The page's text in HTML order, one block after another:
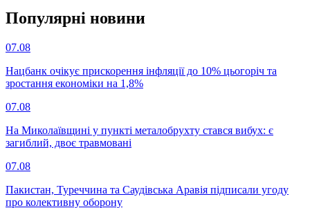
Популярнi новини
07.08
Нацбанк очікує прискорення інфляції до 10% цьогоріч та
зростання економіки на 1,8%
07.08
На Миколаївщині у пункті металобрухту стався вибух: є
загиблий, двоє травмовані
07.08
Пакистан, Туреччина та Саудівська Аравія підписали угоду
про колективну оборону